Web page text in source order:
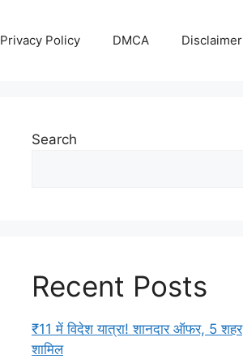
Privacy Policy DMCA Disclaimer
Search
Recent Posts
₹11 में विदेश यात्रा! शानदार ऑफर, 5 शहर
शामिल